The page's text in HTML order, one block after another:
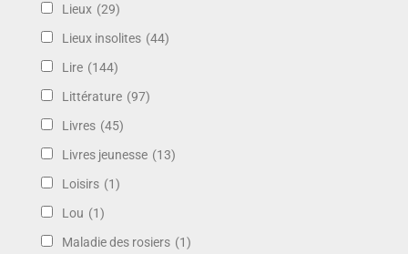
Lieux (29)
Lieux insolites (44)
Lire (144)
Littérature (97)
Livres (45)
Livres jeunesse (13)
Loisirs (1)
Lou (1)
Maladie des rosiers (1)